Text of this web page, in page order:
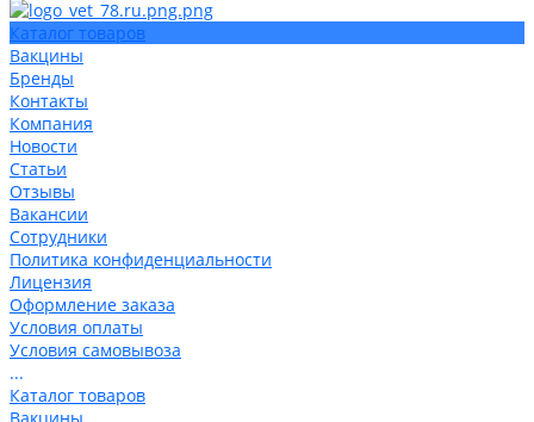
Каталог товаров
Вакцины
Бренды
Контакты
Компания
Новости
Статьи
Отзывы
Вакансии
Сотрудники
Политика конфиденциальности
Лицензия
Оформление заказа
Условия оплаты
Условия самовывоза
...
Каталог товаров